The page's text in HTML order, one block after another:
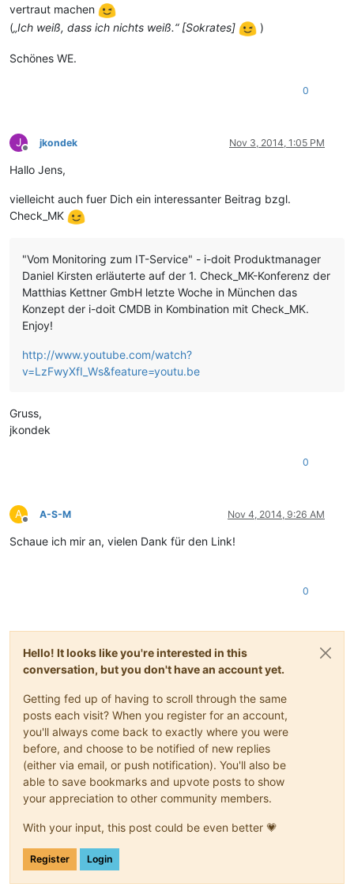
vertraut machen
(„Ich weiß, dass ich nichts weiß.“ [Sokrates] )
Schönes WE.
0
J
Offline
jkondek Nov 3, 2014, 1:05 PM
Hallo Jens,
vielleicht auch fuer Dich ein interessanter Beitrag bzgl.
Check_MK
"Vom Monitoring zum IT-Service" - i-doit Produktmanager
Daniel Kirsten erläuterte auf der 1. Check_MK-Konferenz der
Matthias Kettner GmbH letzte Woche in München das
Konzept der i-doit CMDB in Kombination mit Check_MK.
Enjoy!
http://www.youtube.com/watch?
v=LzFwyXfI_Ws&feature=youtu.be
Gruss,
jkondek
0
A
Offline
A-S-M Nov 4, 2014, 9:26 AM
Schaue ich mir an, vielen Dank für den Link!
0
Hello! It looks like you're interested in this
conversation, but you don't have an account yet.
Getting fed up of having to scroll through the same
posts each visit? When you register for an account,
you'll always come back to exactly where you were
before, and choose to be notified of new replies
(either via email, or push notification). You'll also be
able to save bookmarks and upvote posts to show
your appreciation to other community members.
With your input, this post could be even better 💗
Register Login